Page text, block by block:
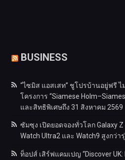
BUSINESS
“ไซมิส แอสเสท” ชูโปรบ้านอยู่ฟรี ไ
โครงการ “Siamese
และสิทธิพิเศษถึง 31 สิงหาคม 2569
ซัมซุง เปิดยอดจองทั่วโลก Galaxy Z
Watch Ultra2 และ Watch9 สูงกว่
ท็อปส์ เสิร์ฟแคมเปญ “Discover